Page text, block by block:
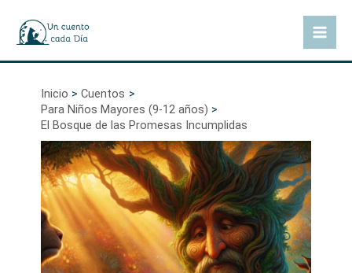
contenido
Inicio
Cuentos
Para Niños Mayores (9-12 años)
El Bosque de las Promesas Incumplidas